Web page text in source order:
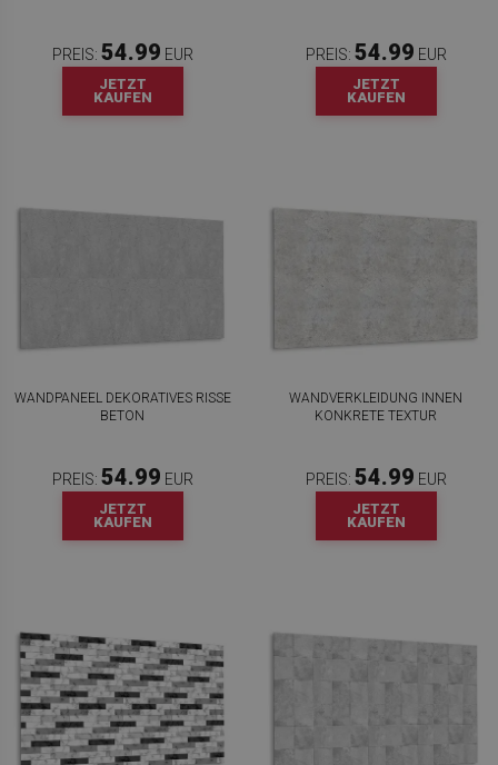
PREIS: 54.99 EUR
JETZT
KAUFEN
PREIS: 54.99 EUR
JETZT
KAUFEN
WANDPANEEL DEKORATIVES RISSE
BETON
PREIS: 54.99 EUR
JETZT
KAUFEN
WANDVERKLEIDUNG INNEN
KONKRETE TEXTUR
PREIS: 54.99 EUR
JETZT
KAUFEN